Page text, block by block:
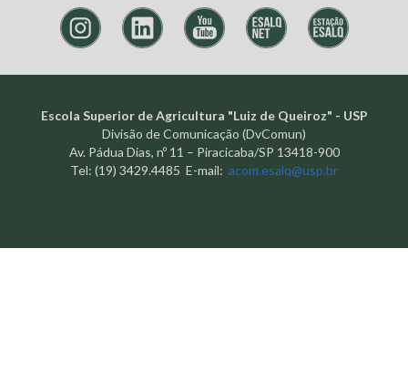
Escola Superior de Agricultura "Luiz de Queiroz" - USP
Divisão de Comunicação (DvComun)
Av. Pádua Dias, nº 11 – Piracicaba/SP 13418-900
Tel: (19) 3429.4485 E-mail: acom.esalq@usp.br